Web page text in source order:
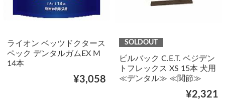
ライオン ベッツドクタース
ペック デンタルガムEX M
14本
¥3,058
SOLDOUT
ビルバック C.E.T. ベジデン
トフレックス XS 15本 犬用
≪デンタル≫ ≪関節≫
¥2,321